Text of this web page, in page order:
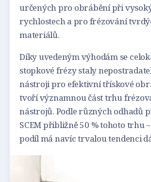
určených pro obrábění při
rychlostech a pro frézování
materiálů.
Díky uvedeným výhodám se
stopkové frézy staly
nástroji pro efektivní třískové
tvoří významnou část trhu
nástrojů. Podle různých odhadů
SCEM přibližně 50 % tohoto trhu
podíl má navíc trvalou tendenci